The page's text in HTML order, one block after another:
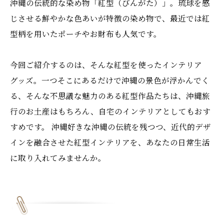
沖縄の伝統的な染め物「紅型（びんがた）」。琉球を感
じさせる鮮やかな色あいが特徴の染め物で、最近では紅
型柄を用いたポーチやお財布も人気です。
今回ご紹介するのは、そんな紅型を使ったインテリア
グッズ。一つそこにあるだけで沖縄の景色が浮かんでく
る、そんな不思議な魅力のある紅型作品たちは、沖縄旅
行のお土産はもちろん、自宅のインテリアとしてもおす
すめです。 沖縄好きな沖縄の伝統を残つつ、近代的デザ
インを融合させた紅型インテリアを、あなたの日常生活
に取り入れてみませんか。